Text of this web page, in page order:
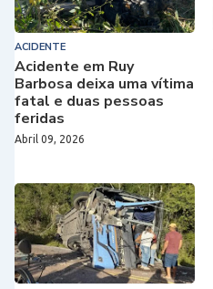
ACIDENTE
Acidente em Ruy
Barbosa deixa uma vítima
fatal e duas pessoas
feridas
Abril 09, 2026